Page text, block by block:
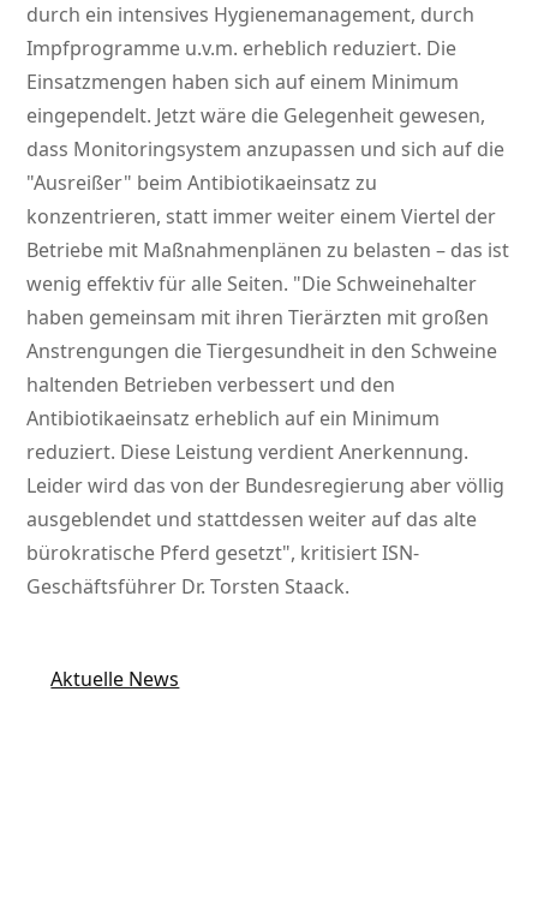
durch ein intensives Hygienemanagement, durch
Impfprogramme u.v.m. erheblich reduziert. Die
Einsatzmengen haben sich auf einem Minimum
eingependelt. Jetzt wäre die Gelegenheit gewesen,
dass Monitoringsystem anzupassen und sich auf die
Ausreißer beim Antibiotikaeinsatz zu
konzentrieren, statt immer weiter einem Viertel der
Betriebe mit Maßnahmenplänen zu belasten – das ist
wenig effektiv für alle Seiten. Die Schweinehalter
haben gemeinsam mit ihren Tierärzten mit großen
Anstrengungen die Tiergesundheit in den Schweine
haltenden Betrieben verbessert und den
Antibiotikaeinsatz erheblich auf ein Minimum
reduziert. Diese Leistung verdient Anerkennung.
Leider wird das von der Bundesregierung aber völlig
ausgeblendet und stattdessen weiter auf das alte
bürokratische Pferd gesetzt , kritisiert ISN-
Geschäftsführer Dr. Torsten Staack.
Aktuelle News